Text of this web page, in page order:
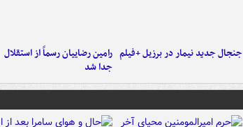
جنجال جدید نیمار در برزیل +فیلم رامین رضاییان رسماً از استقلال
جدا شد